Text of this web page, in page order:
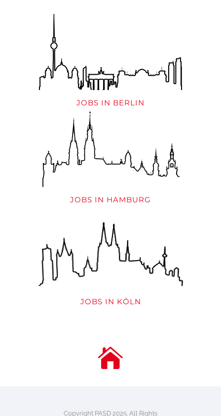
JOBS IN BERLIN
JOBS IN HAMBURG
JOBS IN KÖLN
Copyright PASD 2025. All Rights